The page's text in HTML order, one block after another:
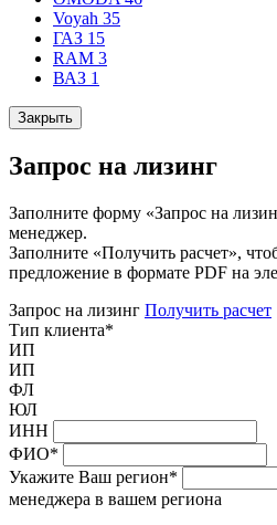
Voyah 35
ГАЗ 15
RAM 3
ВАЗ 1
Закрыть
Запрос на лизинг
Заполните форму «Запрос на
менеджер.
Заполните «Получить расчет»,
предложение в формате PDF на
Запрос на лизинг Получить расчет
Тип клиента*
ИП
ИП
ФЛ
ЮЛ
ИНН
ФИО*
Укажите Ваш регион*
менеджера в вашем региона